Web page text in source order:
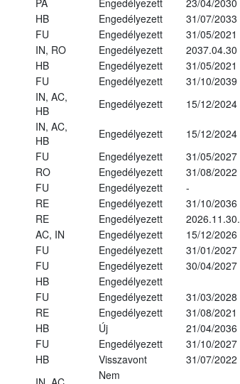
HB Engedélyezett
31/07/2033
FU Engedélyezett
31/05/2021
IN, RO Engedélyezett
2037.04.30
HB Engedélyezett
31/05/2021
FU Engedélyezett
31/10/2039
IN, AC,
HB
Engedélyezett 15/12/2024
IN, AC,
HB
Engedélyezett
15/12/2024
FU Engedélyezett
31/05/2027
RO Engedélyezett
31/08/2022
FU Engedélyezett
-
RE Engedélyezett
31/10/2036
RE Engedélyezett
2026.11.30.
AC, IN Engedélyezett
15/12/2026
FU Engedélyezett
31/01/2027
FU Engedélyezett
30/04/2027
HB
Engedélyezett
FU Engedélyezett
31/03/2028
RE Engedélyezett
31/08/2021
HB Új
21/04/2036
FU Engedélyezett
31/10/2027
HB Visszavont
31/07/2022
Nem